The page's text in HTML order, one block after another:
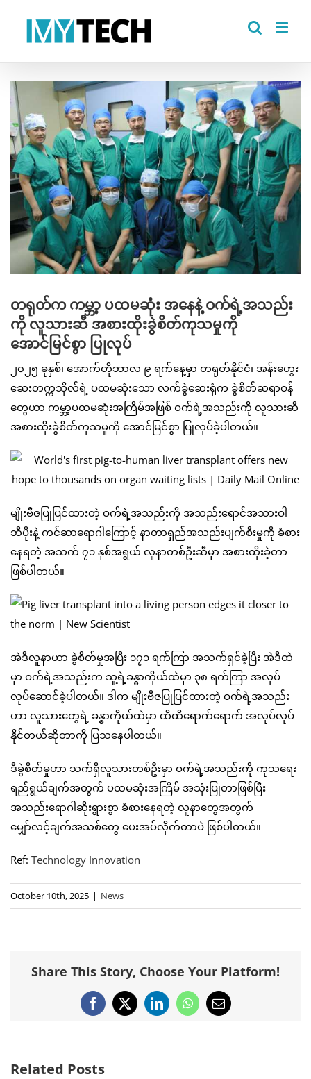
View
Larger
Image
တရုတ်က ကမ္ဘာ့ ပထမဆုံး အနေနဲ့ ဝက်ရဲ့အသည်း
ကို လူသားဆီ အစားထိုးခွဲစိတ်ကုသမှုကို
အောင်မြင်စွာ ပြုလုပ်
၂၀၂၅ ခုနှစ်၊ အောက်တိုဘာလ ၉ ရက်နေ့မှာ တရုတ်နိုင်ငံ၊ အန်းဟွေး
ဆေးတက္ကသိုလ်ရဲ့ ပထမဆုံးသော လက်ခွဲဆေးရုံက ခွဲစိတ်ဆရာဝန်
တွေဟာ ကမ္ဘာ့ပထမဆုံးအကြိမ်အဖြစ် ဝက်ရဲ့အသည်းကို လူသားဆီ
အစားထိုးခွဲစိတ်ကုသမှုကို အောင်မြင်စွာ ပြုလုပ်ခဲ့ပါတယ်။
မျိုးဗီဇပြုပြင်ထားတဲ့ ဝက်ရဲ့အသည်းကို အသည်းရောင်အသားဝါ
ဘီပိုးနဲ့ ကင်ဆာရောဂါကြောင့် နာတာရှည်အသည်းပျက်စီးမှုကို ခံစား
နေရတဲ့ အသက် ၇၁ နှစ်အရွယ် လူနာတစ်ဦးဆီမှာ အစားထိုးခဲ့တာ
ဖြစ်ပါတယ်။
အဲဒီလူနာဟာ ခွဲစိတ်မှုအပြီး ၁၇၁ ရက်ကြာ အသက်ရှင်ခဲ့ပြီး အဲဒီထဲ
မှာ ဝက်ရဲ့အသည်းက သူ့ရဲ့ခန္ဓာကိုယ်ထဲမှာ ၃၈ ရက်ကြာ အလုပ်
လုပ်ဆောင်ခဲ့ပါတယ်။ ဒါက မျိုးဗီဇပြုပြင်ထားတဲ့ ဝက်ရဲ့အသည်း
ဟာ လူသားတွေရဲ့ ခန္ဓာကိုယ်ထဲမှာ ထိထိရောက်ရောက် အလုပ်လုပ်
နိုင်တယ်ဆိုတာကို ပြသနေပါတယ်။
ဒီခွဲစိတ်မှုဟာ သက်ရှိလူသားတစ်ဦးမှာ ဝက်ရဲ့အသည်းကို ကုသရေး
ရည်ရွယ်ချက်အတွက် ပထမဆုံးအကြိမ် အသုံးပြုတာဖြစ်ပြီး
အသည်းရောဂါဆိုးရွားစွာ ခံစားနေရတဲ့ လူနာတွေအတွက်
မျှော်လင့်ချက်အသစ်တွေ ပေးအပ်လိုက်တာပဲ ဖြစ်ပါတယ်။
Ref: Technology Innovation
October 10th, 2025 | News
Share This Story, Choose Your Platform!
Facebook
X LinkedInWhatsApp
Email
Related Posts